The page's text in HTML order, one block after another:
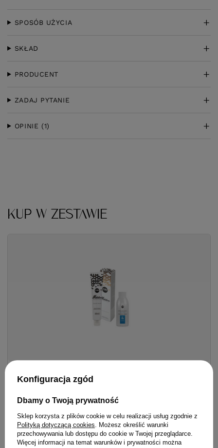
SPOSÓB UŻYCIA
SKŁAD
PRODUCENT
ZADAJ PYTANIE
OPINIE (1)
KUP W ZESTAWIE
ml
52,80 zł / szt.
Zobacz zestaw
Konfiguracja zgód
Dbamy o Twoją prywatność
Sklep korzysta z plików cookie w celu realizacji usług zgodnie z
Polityką dotyczącą cookies . Możesz określić warunki
przechowywania lub dostępu do cookie w Twojej przeglądarce.
Więcej informacji na temat warunków i prywatności można